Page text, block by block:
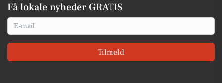
Få lokale nyheder GRATIS
Email
Tilmeld